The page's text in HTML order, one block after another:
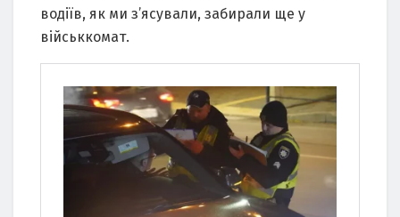
водіїв, як ми з’ясували, забирали ще у
військкомат.